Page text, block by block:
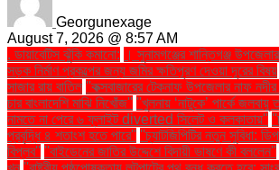
Georgunexage
August 7, 2026 @ 8:57 AM
. ডায়াবেটিস ঝুঁকি কমানো:
। সুনামগঞ্জের শান্তিগঞ্জ
সড়ক নির্মাণ প্রকল্পের জন্য জমির ক্ষতিপূরণ দেওয়া দূরের বিষয়
সাজার রায় বাতিল ''কক্সবাজারের টেকনাফ উপজেলার নাফ
চার বাংলাদেশি মাঝি নিখোঁজ'' ''খুলনায় ‘নাটুকে’ পার্কে জলবায়ু
নামতে না পেরে ৬ ফ্লাইট diverted সিলেট ও কলকাতায়''
প্রবৃদ্ধি ৪ শতাংশ হতে পারে'' ''চ্যাটজিপিটির নতুন সুবিধা:
বিপ্লব'' ''বাইডেনের জাতির উদ্দেশে বিদায়ী ভাষণে কী বললেন''